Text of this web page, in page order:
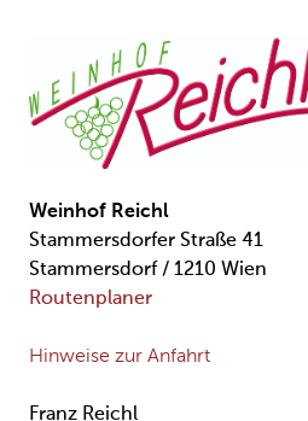
Weinhof Reichl
Stammersdorfer Straße 41
Stammersdorf / 1210 Wien
Routenplaner
Hinweise zur Anfahrt
Franz Reichl